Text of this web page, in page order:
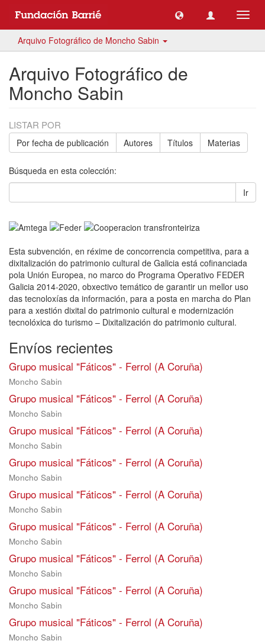
Arquivo Fotográfico de Moncho Sabin
Arquivo Fotográfico de
Moncho Sabin
LISTAR POR
Por fecha de publicación Autores Títulos Materias
Búsqueda en esta colección:
Ir
Esta subvención, en réxime de concorrencia competitiva, para a
dixitalización do patrimonio cultural de Galicia está cofinanciada
pola Unión Europea, no marco do Programa Operativo FEDER
Galicia 2014-2020, obxectivo temático de garantir un mellor uso
das tecnoloxías da información, para a posta en marcha do Plan
para a xestión dixital do patrimonio cultural e modernización
tecnolóxica do turismo – Dixitalización do patrimonio cultural.
Envíos recientes
Grupo musical "Fáticos" - Ferrol (A Coruña)
Moncho Sabin
Grupo musical "Fáticos" - Ferrol (A Coruña)
Moncho Sabin
Grupo musical "Fáticos" - Ferrol (A Coruña)
Moncho Sabin
Grupo musical "Fáticos" - Ferrol (A Coruña)
Moncho Sabin
Grupo musical "Fáticos" - Ferrol (A Coruña)
Moncho Sabin
Grupo musical "Fáticos" - Ferrol (A Coruña)
Moncho Sabin
Grupo musical "Fáticos" - Ferrol (A Coruña)
Moncho Sabin
Grupo musical "Fáticos" - Ferrol (A Coruña)
Moncho Sabin
Grupo musical "Fáticos" - Ferrol (A Coruña)
Moncho Sabin